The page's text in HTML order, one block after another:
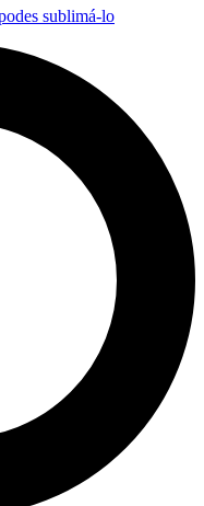
sublimá-lo